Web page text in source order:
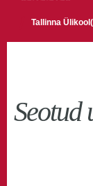
Tallinna
Seotud